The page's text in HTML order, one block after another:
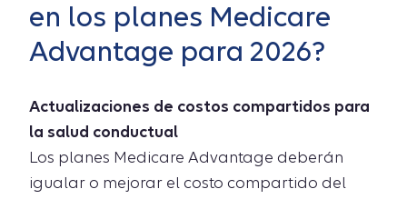
en los planes Medicare
Advantage para 2026?
Actualizaciones de costos compartidos para
la salud conductual
Los planes Medicare Advantage deberán
igualar o mejorar el costo compartido del